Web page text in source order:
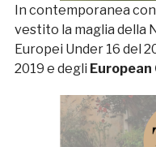
In contemporanea
vestito la maglia della
Europei Under 16 del
2019 e degli European